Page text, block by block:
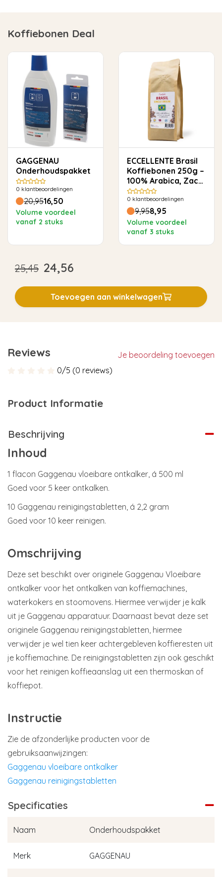
Koffiebonen Deal
GAGGENAU
Onderhoudspakket
0 klantbeoordelingen
20,9516,50
Volume voordeel
vanaf 2 stuks
ECCELLENTE Brasil
Koffiebonen 250g –
100% Arabica, Zacht
& Rond
0 klantbeoordelingen
9,958,95
Volume voordeel
vanaf 3 stuks
25,45 24,56
Toevoegen aan winkelwagen
Reviews
Je beoordeling toevoegen
0/5 (0 reviews)
Product Informatie
Beschrijving
Inhoud
1 flacon Gaggenau vloeibare ontkalker, á 500 ml
Goed voor 5 keer ontkalken.
10 Gaggenau reinigingstabletten, á 2,2 gram
Goed voor 10 keer reinigen.
Omschrijving
Deze set beschikt over originele Gaggenau Vloeibare
ontkalker voor het ontkalken van koffiemachines,
waterkokers en stoomovens. Hiermee verwijder je kalk
uit je Gaggenau apparatuur. Daarnaast bevat deze set
originele Gaggenau reinigingstabletten, hiermee
verwijder je wel tien keer achtergebleven koffieresten uit
je koffiemachine. De reinigingstabletten zijn ook geschikt
voor het reinigen koffieaanslag uit een thermoskan of
koffiepot.
Instructie
Zie de afzonderlijke producten voor de
gebruiksaanwijzingen:
Gaggenau vloeibare ontkalker
Gaggenau reinigingstabletten
Specificaties
Naam Onderhoudspakket
Merk GAGGENAU